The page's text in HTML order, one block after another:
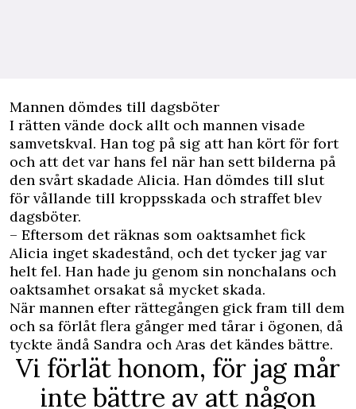
Mannen dömdes till dagsböter
I rätten vände dock allt och mannen visade
samvetskval. Han tog på sig att han kört för fort
och att det var hans fel när han sett bilderna på
den svårt skadade Alicia. Han dömdes till slut
för vållande till kroppsskada och straffet blev
dagsböter.
– Eftersom det räknas som oaktsamhet fick
Alicia inget skadestånd, och det tycker jag var
helt fel. Han hade ju genom sin nonchalans och
oaktsamhet orsakat så mycket skada.
När mannen efter rättegången gick fram till dem
och sa förlåt flera gånger med tårar i ögonen, då
tyckte ändå Sandra och Aras det kändes bättre.
Vi förlät honom, för jag mår
inte bättre av att någon